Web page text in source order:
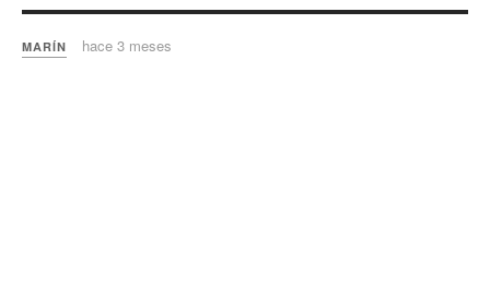
MARÍN hace 3 meses